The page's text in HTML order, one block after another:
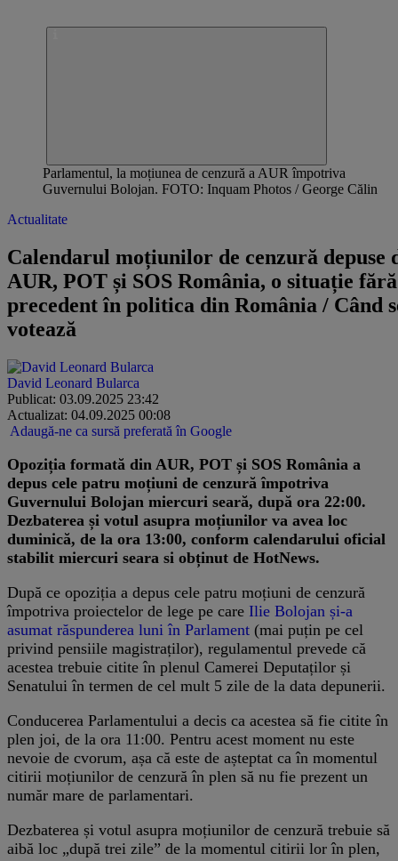
Parlamentul, la moțiunea de cenzură a AUR împotriva
Guvernului Bolojan. FOTO: Inquam Photos / George Călin
Actualitate
Calendarul moțiunilor de cenzură depuse
AUR, POT și SOS România, o situație fără
precedent în politica din România / Când
votează
David Leonard Bularca
Publicat: 03.09.2025 23:42
Actualizat: 04.09.2025 00:08
Adaugă-ne ca sursă preferată în Google
Opoziția formată din AUR, POT și SOS România a
depus cele patru moțiuni de cenzură împotriva
Guvernului Bolojan miercuri seară, după ora 22:00.
Dezbaterea și votul asupra moțiunilor va avea loc
duminică, de la ora 13:00, conform calendarului oficial
stabilit miercuri seara si obținut de HotNews.
După ce opoziția a depus cele patru moțiuni de cenzură
împotriva proiectelor de lege pe care Ilie Bolojan și-a
asumat răspunderea luni în Parlament (mai puțin pe cel
privind pensiile magistraților), regulamentul prevede că
acestea trebuie citite în plenul Camerei Deputaților și
Senatului în termen de cel mult 5 zile de la data depunerii.
Conducerea Parlamentului a decis ca acestea să fie citite în
plen joi, de la ora 11:00. Pentru acest moment nu este
nevoie de cvorum, așa că este de așteptat ca în momentul
citirii moțiunilor de cenzură în plen să nu fie prezent un
număr mare de parlamentari.
Dezbaterea și votul asupra moțiunilor de cenzură trebuie să
aibă loc „după trei zile” de la momentul citirii lor în plen,